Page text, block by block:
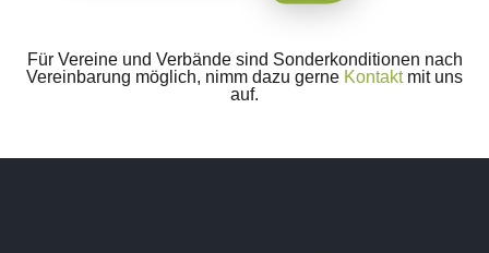
Für Vereine und Verbände sind Sonderkonditionen nach
Vereinbarung möglich, nimm dazu gerne Kontaktmit uns
auf.